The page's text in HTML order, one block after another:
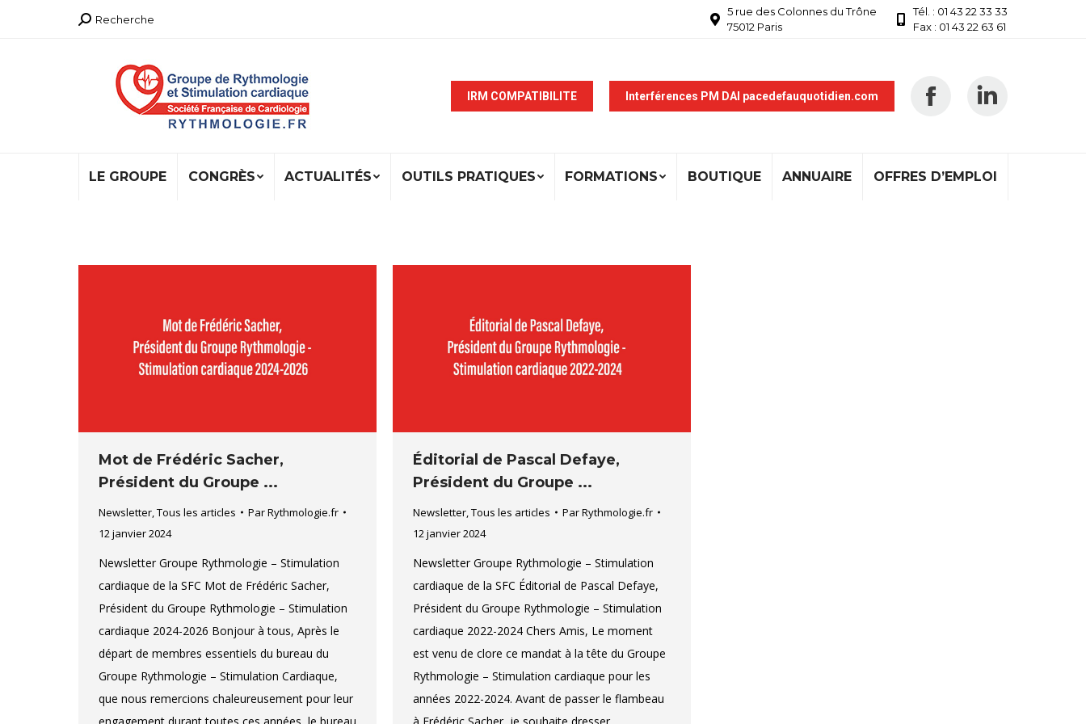
Recherche
Recherche
5 rue des Colonnes du Trône
75012 Paris
Tél. : 01 43 22 33 33
Fax : 01 43 22 63 61
IRM COMPATIBILITE Interférences PM DAI pacedefauquotidien.com
LE GROUPE CONGRÈS ACTUALITÉS OUTILS PRATIQUES FORMATIONS BOUTIQUE ANNUAIRE OFFRES D’EMPLOI
Mot de Frédéric Sacher,
Président du Groupe ...
Newsletter,Tous les articles ParRythmologie.fr
12 janvier 2024
Newsletter Groupe Rythmologie – Stimulation
cardiaque de la SFC Mot de Frédéric Sacher,
Président du Groupe Rythmologie – Stimulation
cardiaque 2024-2026 Bonjour à tous, Après le
départ de membres essentiels du bureau du
Groupe Rythmologie – Stimulation Cardiaque,
que nous remercions chaleureusement pour leur
engagement durant toutes ces années, le bureau
Éditorial de Pascal Defaye,
Président du Groupe ...
Newsletter,Tous les articles ParRythmologie.fr
12 janvier 2024
Newsletter Groupe Rythmologie – Stimulation
cardiaque de la SFC Éditorial de Pascal Defaye,
Président du Groupe Rythmologie – Stimulation
cardiaque 2022-2024 Chers Amis, Le moment
est venu de clore ce mandat à la tête du Groupe
Rythmologie – Stimulation cardiaque pour les
années 2022-2024. Avant de passer le flambeau
à Frédéric Sacher, je souhaite dresser…